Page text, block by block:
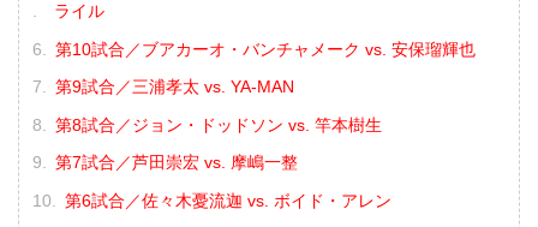
ライル
第10試合／ブアカーオ・バンチャメーク vs. 安保瑠輝也
第9試合／三浦孝太 vs. YA-MAN
第8試合／ジョン・ドッドソン vs. 竿本樹生
第7試合／芦田崇宏 vs. 摩嶋一整
第6試合／佐々木憂流迦 vs. ボイド・アレン